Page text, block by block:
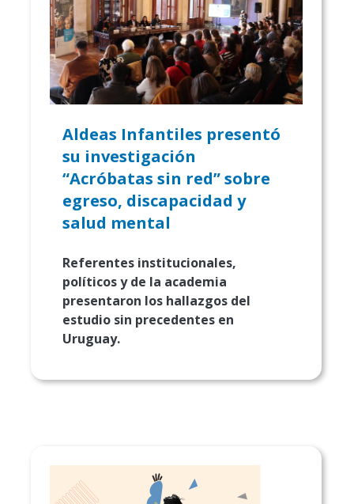
Aldeas Infantiles presentó
su investigación
“Acróbatas sin red” sobre
egreso, discapacidad y
salud mental
Referentes institucionales,
políticos y de la academia
presentaron los hallazgos del
estudio sin precedentes en
Uruguay.